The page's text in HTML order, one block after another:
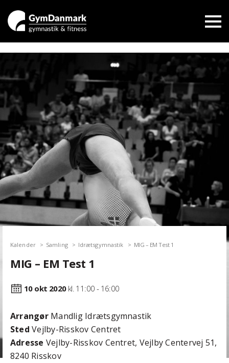
Kalender Samling Idrætsgymnastik MIG – EM Test 1
MIG – EM Test 1
10 okt 2020kl. 11:00 - 16:00
ArrangørMandlig Idrætsgymnastik
Sted Vejlby-Risskov Centret
Adresse Vejlby-Risskov Centret, Vejlby Centervej 51,
8240 Risskov